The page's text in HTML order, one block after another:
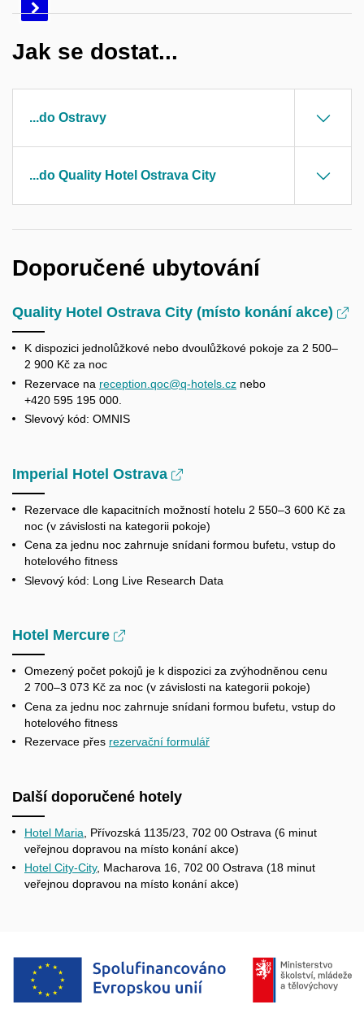

Jak se dostat...
...do Ostravy
...do Quality Hotel Ostrava City
Doporučené ubytování
Quality Hotel Ostrava City (místo konání akce)
K dispozici jednolůžkové nebo dvoulůžkové pokoje za 2 500–
2 900 Kč za noc
Rezervace na reception.qoc@q⁠-⁠hotels.cz nebo
+420 595 195 000.
Slevový kód: OMNIS
Imperial Hotel Ostrava
Rezervace dle kapacitních možností hotelu 2 550–3 600 Kč za
noc (v závislosti na kategorii pokoje)
Cena za jednu noc zahrnuje snídani formou bufetu, vstup do
hotelového fitness
Slevový kód: Long Live Research Data
Hotel Mercure
Omezený počet pokojů je k dispozici za zvýhodněnou cenu
2 700–3 073 Kč za noc (v závislosti na kategorii pokoje)
Cena za jednu noc zahrnuje snídani formou bufetu, vstup do
hotelového fitness
Rezervace přes rezervační formulář
Další doporučené hotely
Hotel Maria , Přívozská 1135/23, 702 00 Ostrava (6 minut
veřejnou dopravou na místo konání akce)
Hotel City-City, Macharova 16, 702 00 Ostrava (18 minut
veřejnou dopravou na místo konání akce)